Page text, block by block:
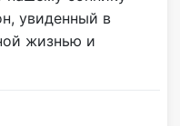
увиденный в
жизнью и